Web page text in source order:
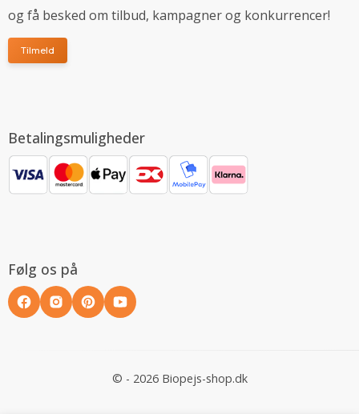
og få besked om tilbud, kampagner og konkurrencer!
Tilmeld
Betalingsmuligheder
Følg os på
© - 2026 Biopejs-shop.dk